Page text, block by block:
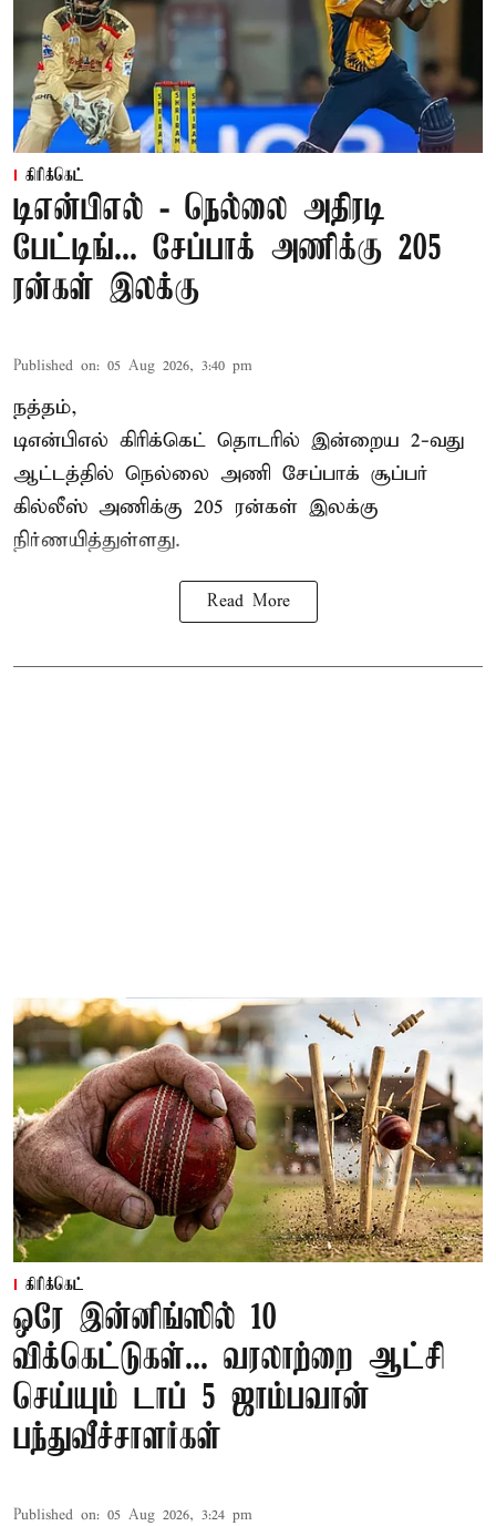
கிரிக்கெட்
டிஎன்பிஎல் - நெல்லை அதிரடி
பேட்டிங்... சேப்பாக் அணிக்கு 205
ரன்கள் இலக்கு
Published on: 05 Aug 2026, 3:40 pm
நத்தம்,
டிஎன்பிஎல் கிரிக்கெட் தொடரில் இன்றைய 2-வது
ஆட்டத்தில் நெல்லை அணி சேப்பாக் சூப்பர்
கில்லீஸ் அணிக்கு 205 ரன்கள் இலக்கு
நிர்ணயித்துள்ளது.
Read More
கிரிக்கெட்
ஒரே இன்னிங்ஸில் 10
விக்கெட்டுகள்... வரலாற்றை ஆட்சி
செய்யும் டாப் 5 ஜாம்பவான்
பந்துவீச்சாளர்கள்
Published on: 05 Aug 2026, 3:24 pm